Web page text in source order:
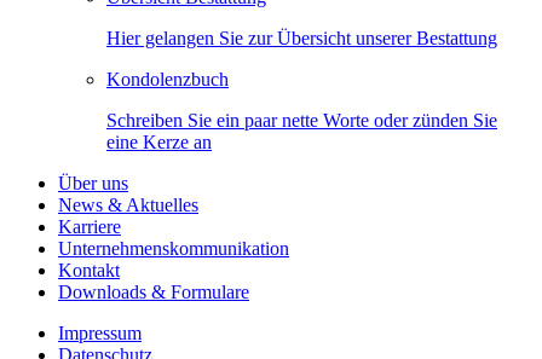
Hier gelangen Sie zur Übersicht unserer Bestattung
Kondolenzbuch
Schreiben Sie ein paar nette Worte oder zünden Sie
eine Kerze an
Über uns
News & Aktuelles
Karriere
Unternehmenskommunikation
Kontakt
Downloads & Formulare
Impressum
Datenschutz